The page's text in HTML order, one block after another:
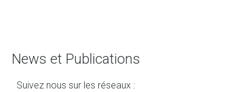
News et Publications
Suivez nous sur les réseaux :